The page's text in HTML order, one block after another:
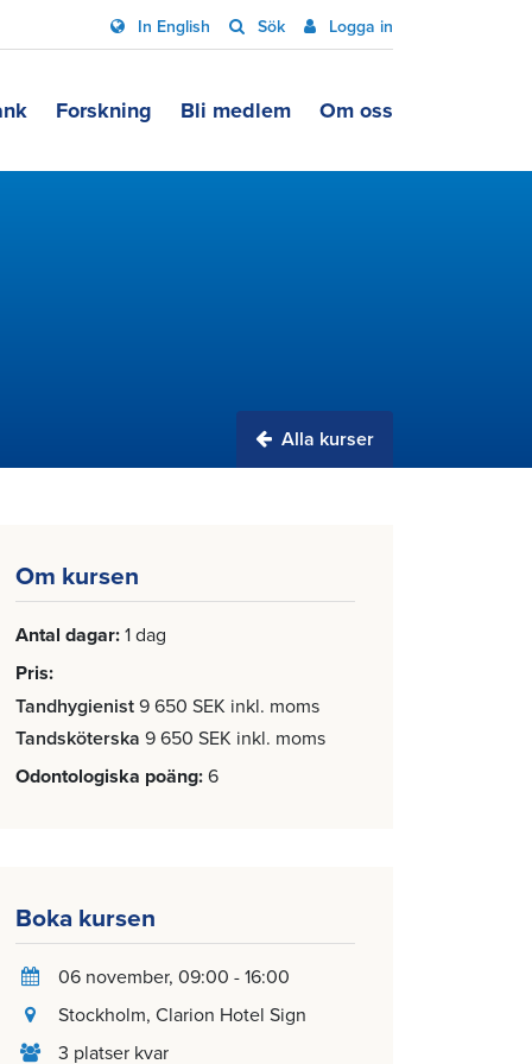
In English Sök Logga in
Forskning Bli medlem Om oss
Alla kurser
Om kursen
Antal dagar 1 dag
Pris
Tandhygienist 9 650 SEK inkl. moms
Tandsköterska 9 650 SEK inkl. moms
Odontologiska poäng 6
Boka kursen
06 november, 09:00 - 16:00
Stockholm, Clarion Hotel Sign
3 platser kvar